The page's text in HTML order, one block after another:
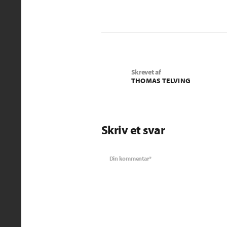
Skrevet af
THOMAS TELVING
Skriv et svar
Din kommentar*